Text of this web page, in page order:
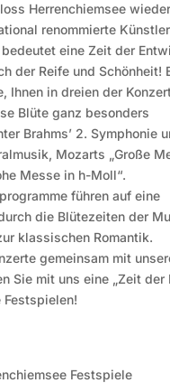
Herrenchiemsee
renommierte
bedeutet eine Zeit der
der Reife und Schönheit!
Ihnen in dreien der
Blüte ganz besonders
Brahms’ 2. Symphonie
Mozarts „Große
Messe in h-Moll“.
führen auf eine
die Blütezeiten der
klassischen Romantik.
gemeinsam mit
Sie mit uns eine „Zeit der
Festspielen!
Festspiele